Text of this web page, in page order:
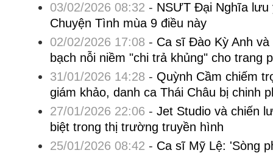
03/02/2026 08:32 - NSƯT Đại Nghĩa
Chuyện Tình mùa 9 điều này
02/02/2026 17:08 - Ca sĩ Đào Kỳ Anh
bạch nỗi niềm "chi trả khủng" cho trang
31/01/2026 14:28 - Quỳnh Cầm chiếm
giám khảo, danh ca Thái Châu bị chinh
27/01/2026 22:06 - Jet Studio và chiến
biệt trong thị trường truyền hình
25/01/2026 08:42 - Ca sĩ Mỹ Lệ: 'Sòng